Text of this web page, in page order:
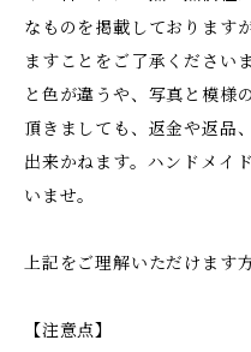
なものを掲載しております
ますことをご了承ください
と色が違うや、写真と模様
頂きましても、返金や返品
出来かねます。ハンドメイ
いませ。
上記をご理解いただけます
【注意点】